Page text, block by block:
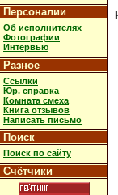
Персоналии
Об исполнителях
Фотографии
Интервью
Разное
Ссылки
Юр. справка
Комната смеха
Книга отзывов
Написать письмо
Поиск
Поиск по сайту
Счётчики